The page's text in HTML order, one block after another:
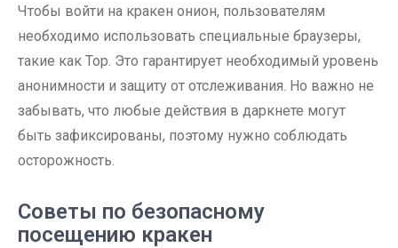
Чтобы войти на кракен онион, пользователям
необходимо использовать специальные браузеры,
такие как Тор. Это гарантирует необходимый уровень
анонимности и защиту от отслеживания. Но важно не
забывать, что любые действия в даркнете могут
быть зафиксированы, поэтому нужно соблюдать
осторожность.
Советы по безопасному
посещению кракен